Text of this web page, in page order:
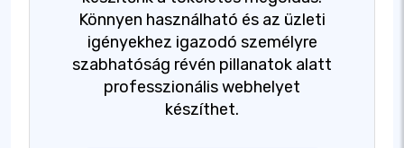
Könnyen használható és az üzleti
igényekhez igazodó személyre
szabhatóság révén pillanatok alatt
professzionális webhelyet
készíthet.